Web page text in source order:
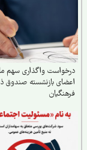
واگذاری سهم مالکانه
بازنشسته صندوق ذخیره